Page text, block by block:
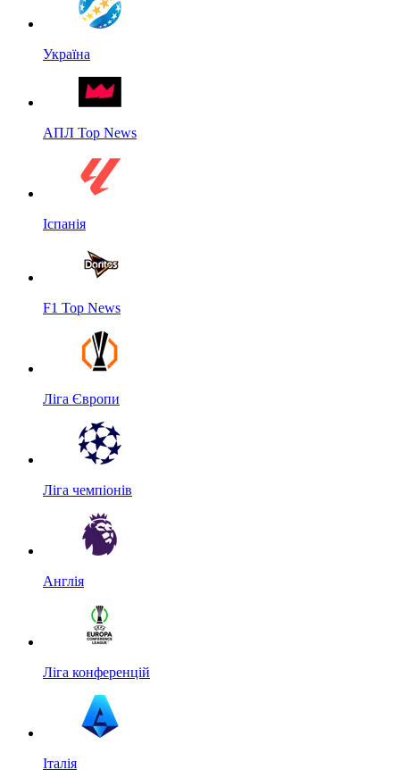
Україна
АПЛ Top News
Іспанія
F1 Top News
Ліга Європи
Ліга чемпіонів
Англія
Ліга конференцій
Італія